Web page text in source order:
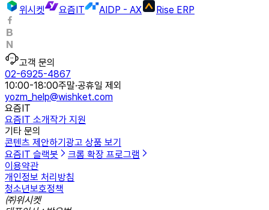
위시켓
요즘IT AIDP - AX Rise ERP
고객 문의
02-6925-4867
10:00-18:00주말·공휴일 제외
yozm_help@wishket.com
요즘IT
요즘IT 소개작가 지원
기타 문의
콘텐츠 제안하기 광고 상품 보기
요즘IT 슬랙봇
크롬 확장 프로그램
이용약관
개인정보 처리방침
청소년보호정책
㈜위시켓